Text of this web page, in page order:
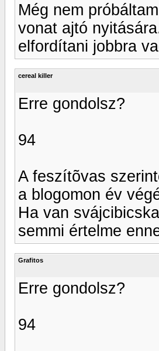
Még nem
vonat ajtó
elfordítani jobbra
cereal killer
Erre gondolsz?
94
A feszítõvas
a blogomon év
Ha van
semmi értelme
Grafitos
Erre gondolsz?
94